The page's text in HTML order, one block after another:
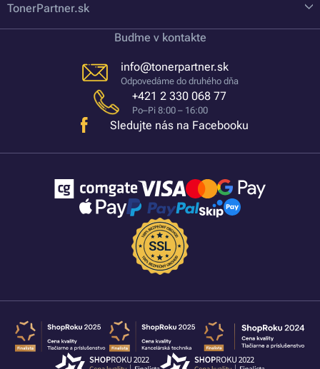
TonerPartner.sk
Buďme v kontakte
info@tonerpartner.sk
Odpovedáme do druhého dňa
+421 2 330 068 77
Po–Pi 8:00 – 16:00
Sledujte nás na Facebooku